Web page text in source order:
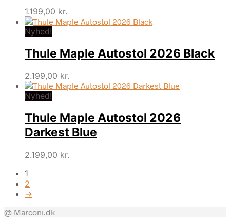
1.199,00 kr.
Nyhed!
Thule Maple Autostol 2026 Black
2.199,00 kr.
Nyhed!
Thule Maple Autostol 2026
Darkest Blue
2.199,00 kr.
1
2
→
@ Marconi.dk